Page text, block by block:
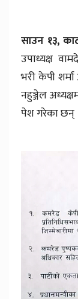
साउन १३,
उपाध्यक्ष
भरी केपी
नहुञ्जेल
पेश गरेका छन्